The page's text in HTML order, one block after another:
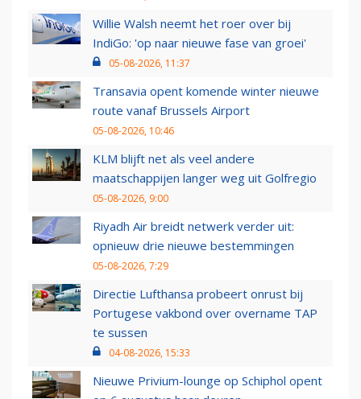
Willie Walsh neemt het roer over bij
IndiGo: 'op naar nieuwe fase van groei'
05-08-2026, 11:37
Transavia opent komende winter nieuwe
route vanaf Brussels Airport
05-08-2026, 10:46
KLM blijft net als veel andere
maatschappijen langer weg uit Golfregio
05-08-2026, 9:00
Riyadh Air breidt netwerk verder uit:
opnieuw drie nieuwe bestemmingen
05-08-2026, 7:29
Directie Lufthansa probeert onrust bij
Portugese vakbond over overname TAP
te sussen
04-08-2026, 15:33
Nieuwe Privium-lounge op Schiphol opent